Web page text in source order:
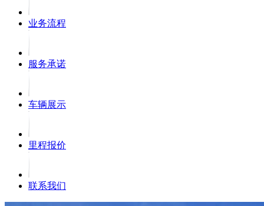
业务流程
服务承诺
车辆展示
里程报价
联系我们